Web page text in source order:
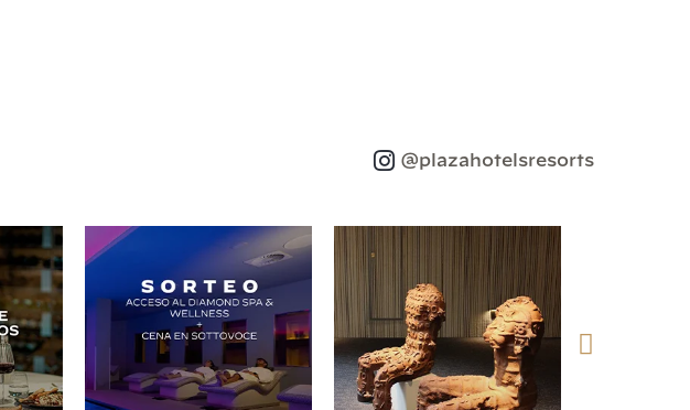
@plazahotelsresorts